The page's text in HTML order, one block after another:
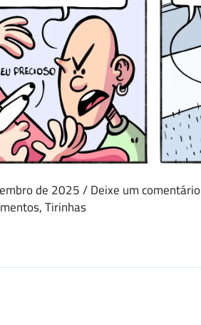
de 2025/Deixe um comentário
,Tirinhas